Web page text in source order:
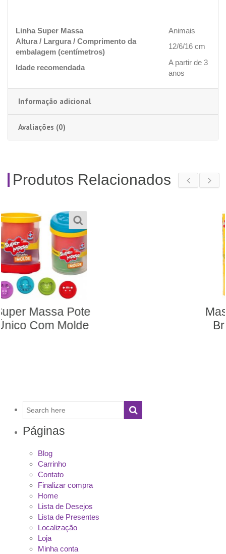
Linha Super Massa
Animais
Altura / Largura / Comprimento da
embalagem (centímetros)
12/6/16 cm
Idade recomendada
A partir de 3
anos
Informação adicional
Avaliações (0)
Produtos Relacionados
Massinha Super Massa
Brincando na Escola
Páginas
Blog
Carrinho
Contato
Finalizar compra
Home
Lista de Desejos
Lista de Presentes
Localização
Loja
Minha conta